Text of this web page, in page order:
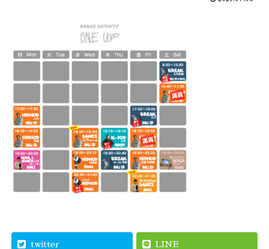
twitter LINE